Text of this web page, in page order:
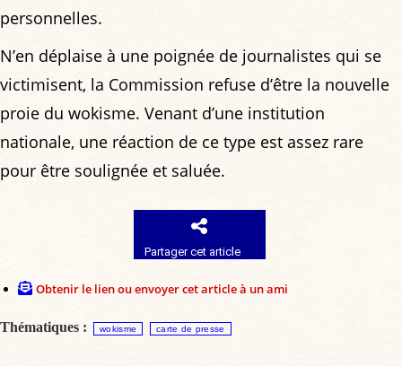
personnelles.
N’en déplaise à une poignée de journalistes qui se
victimisent, la Commission refuse d’être la nouvelle
proie du wokisme. Venant d’une institution
nationale, une réaction de ce type est assez rare
pour être soulignée et saluée.
Partager cet article
Obtenir le lien ou envoyer cet article à un ami
Thématiques : wokisme carte de presse